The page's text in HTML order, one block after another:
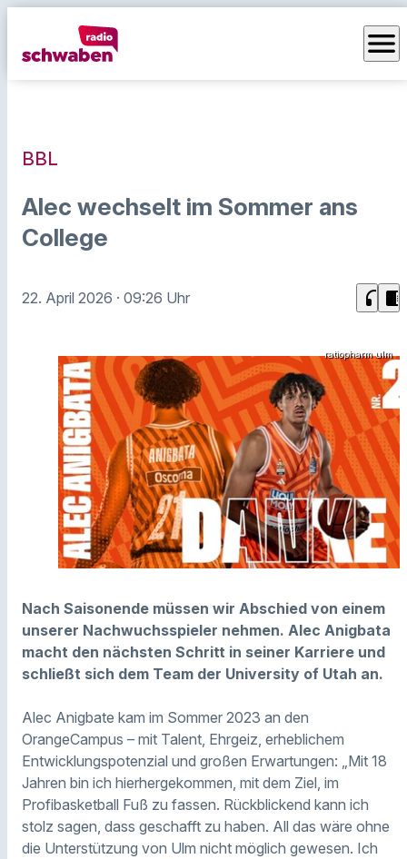
menu
BBL
Alec wechselt im Sommer ans
College
22. April 2026 · 09:26 Uhr headphones chrome_reader_mode
ratiopharm ulm
Nach Saisonende müssen wir Abschied von einem
unserer Nachwuchsspieler nehmen. Alec Anigbata
macht den nächsten Schritt in seiner Karriere und
schließt sich dem Team der University of Utah an.
Alec Anigbate kam im Sommer 2023 an den
OrangeCampus – mit Talent, Ehrgeiz, erheblichem
Entwicklungspotenzial und großen Erwartungen: „Mit 18
Jahren bin ich hierhergekommen, mit dem Ziel, im
Profibasketball Fuß zu fassen. Rückblickend kann ich
stolz sagen, dass geschafft zu haben. All das wäre ohne
die Unterstützung von Ulm nicht möglich gewesen. Ich